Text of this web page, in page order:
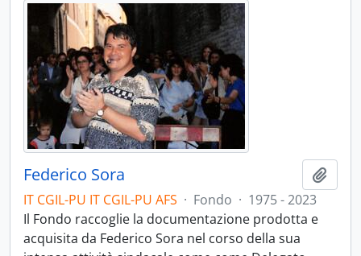
Federico Sora
IT CGIL-PU IT CGIL-PU AFS · Fondo · 1975 - 2023
Il Fondo raccoglie la documentazione prodotta e
acquisita da Federico Sora nel corso della sua